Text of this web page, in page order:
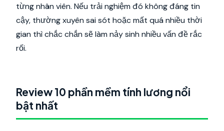
từng nhân viên. Nếu trải nghiệm đó không đáng tin
cậy, thường xuyên sai sót hoặc mất quá nhiều thời
gian thì chắc chắn sẽ làm nảy sinh nhiều vấn đề rắc
rối.
Review 10 phần mềm tính lương nổi
bật nhất